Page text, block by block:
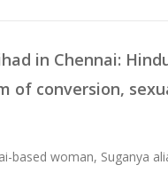
in Chennai:
of conversion,
based woman, Suganya